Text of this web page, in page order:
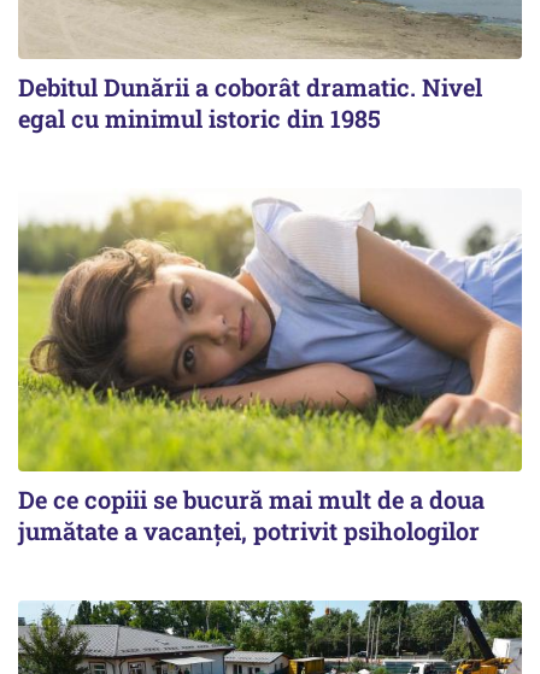
Debitul Dunării a coborât dramatic. Nivel
egal cu minimul istoric din 1985
De ce copiii se bucură mai mult de a doua
jumătate a vacanței, potrivit psihologilor